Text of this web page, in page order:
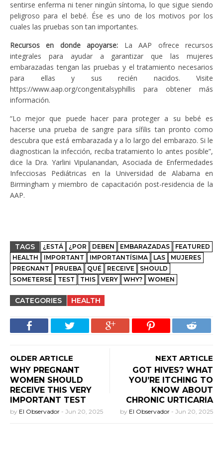
sentirse enferma ni tener ningún síntoma, lo que sigue siendo
peligroso para el bebé. Ése es uno de los motivos por los
cuales las pruebas son tan importantes.
Recursos en donde apoyarse: La AAP ofrece recursos
integrales para ayudar a garantizar que las mujeres
embarazadas tengan las pruebas y el tratamiento necesarios
para ellas y sus recién nacidos. Visite
https://www.aap.org/congenitalsyphillis para obtener más
información.
“Lo mejor que puede hacer para proteger a su bebé es
hacerse una prueba de sangre para sífilis tan pronto como
descubra que está embarazada y a lo largo del embarazo. Si le
diagnostican la infección, reciba tratamiento lo antes posible”,
dice la Dra. Yarlini Vipulanandan, Asociada de Enfermedades
Infecciosas Pediátricas en la Universidad de Alabama en
Birmingham y miembro de capacitación post-residencia de la
AAP.
TAGS ¿ESTÁ ¿POR DEBEN EMBARAZADAS
FEATURED
HEALTH
IMPORTANT IMPORTANTÍSIMA LAS
MUJERES
PREGNANT
PRUEBA QUÉ RECEIVE
SHOULD
SOMETERSE
TEST THIS VERY WHY? WOMEN
CATEGORIES HEALTH
OLDER ARTICLE
WHY PREGNANT
WOMEN SHOULD
RECEIVE THIS VERY
IMPORTANT TEST
by El Observador - Jun 20, 2025
NEXT ARTICLE
GOT HIVES? WHAT
YOU’RE ITCHING TO
KNOW ABOUT
CHRONIC URTICARIA
by El Observador - Jun 20, 2025